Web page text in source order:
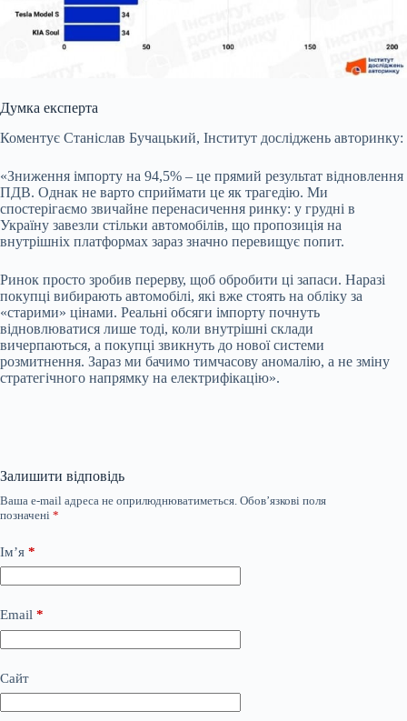
Думка експерта
Коментує Станіслав Бучацький, Інститут досліджень авторинку:
«Зниження імпорту на 94,5% – це прямий результат відновлення
ПДВ. Однак не варто сприймати це як трагедію. Ми
спостерігаємо звичайне перенасичення ринку: у грудні в
Україну завезли стільки автомобілів, що пропозиція на
внутрішніх платформах зараз значно перевищує попит.
Ринок просто зробив перерву, щоб обробити ці запаси. Наразі
покупці вибирають автомобілі, які вже стоять на обліку за
«старими» цінами. Реальні обсяги імпорту почнуть
відновлюватися лише тоді, коли внутрішні склади
вичерпаються, а покупці звикнуть до нової системи
розмитнення. Зараз ми бачимо тимчасову аномалію, а не зміну
стратегічного напрямку на електрифікацію».
Залишити відповідь
Ваша e-mail адреса не оприлюднюватиметься. Обов’язкові поля
позначені *
Ім’я *
Email *
Сайт